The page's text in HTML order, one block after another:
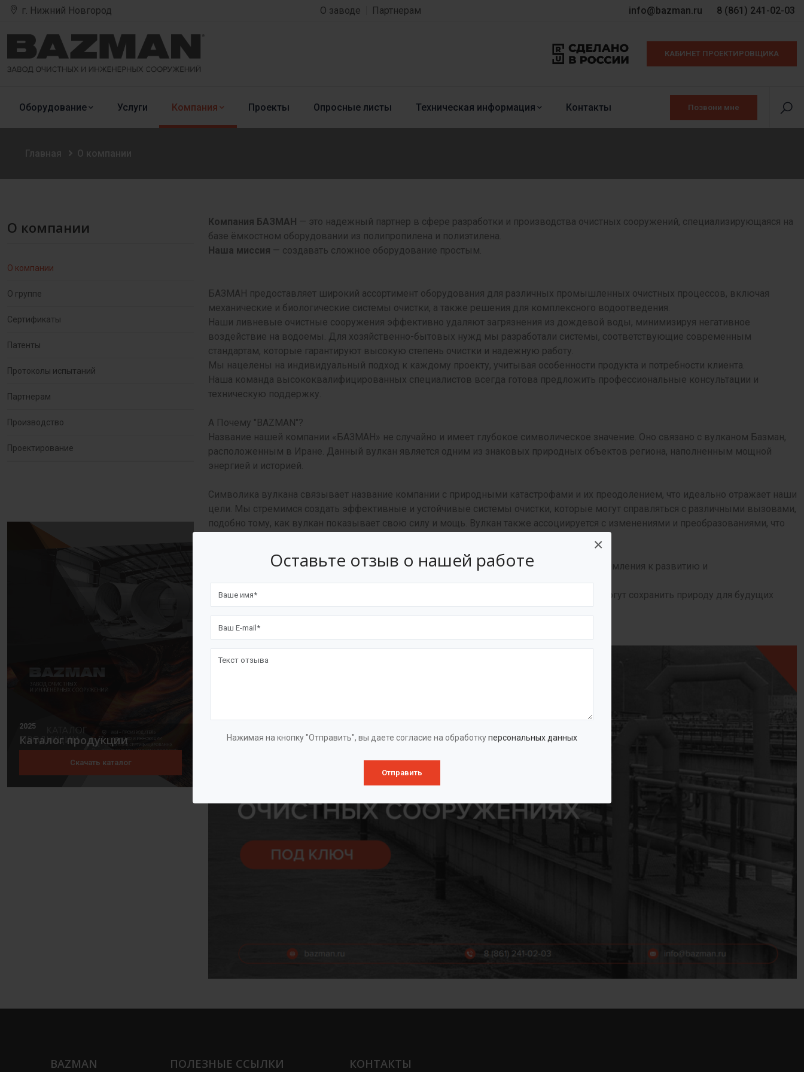
Оставьте отзыв о нашей работе
Нажимая на кнопку "Отправить", вы даете согласие на обработкуперсональных данных
Отправить
×
г. Нижний Новгород О заводе Партнерам info@bazman.ru 8 (861) 241-02-03
КАБИНЕТ ПРОЕКТИРОВЩИКА
Оборудование Услуги Компания Проекты Опросные листы Техническая информация Контакты Позвони мне
Главная О компании
О компании
О компании
О группе
Сертификаты
Патенты
Протоколы испытаний
Партнерам
Производство
Проектирование
2025
Каталог продукции
Скачать каталог
Компания БАЗМАН — это надежный партнер в сфере разработки и производства очистных сооружений, специализирующаяся на
базе ёмкостном оборудовании из полипропилена и полиэтилена.
Наша миссия — создавать сложное оборудование простым.
БАЗМАН предоставляет широкий ассортимент оборудования для различных промышленных очистных процессов, включая
механические и биологические системы очистки, а также решения для комплексного водоотведения.
Наши ливневые очистные сооружения эффективно удаляют загрязнения из дождевой воды, минимизируя негативное
воздействие на водоемы. Для хозяйственно-бытовых нужд мы разработали системы, соответствующие современным
стандартам, которые гарантируют высокую степень очистки и надежную работу.
Мы нацелены на индивидуальный подход к каждому проекту, учитывая особенности продукта и потребности клиента.
Наша команда высококвалифицированных специалистов всегда готова предложить профессиональные консультации и
техническую поддержку.
А Почему "BAZMAN"?
Название нашей компании «БАЗМАН» не случайно и имеет глубокое символическое значение. Оно связано с вулканом Базман,
расположенным в Иране. Данный вулкан является одним из знаковых природных объектов региона, наполненным мощной
энергией и историей.
Символика вулкана связывает название компании с природными катастрофами и их преодолением, что идеально отражает наши
цели. Мы стремимся создать эффективные и устойчивые системы очистки, которые могут справляться с различными вызовами,
подобно тому, как вулкан показывает свою силу и мощь. Вулкан также ассоциируется с изменениями и преобразованиями, что
Таким образом, «БАЗМАН» — это не просто название, а отражение нашей идеологии, стремления к развитию и
совершенствованию в области емкостного оборудования и очистных технологий.
Мы гордимся тем, что можем предложить высококачественные решения, которые помогут сохранить природу для будущих
поколений.
Корпоративная презентация БАЗМАН
BAZMAN ПОЛЕЗНЫЕ ССЫЛКИ КОНТАКТЫ